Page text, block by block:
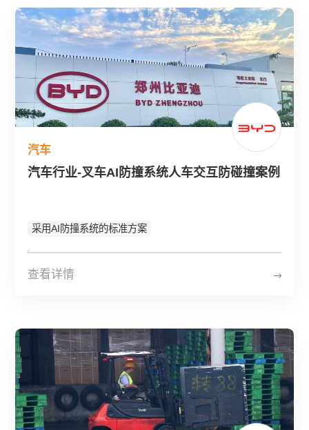
汽车
汽车行业-叉车AI防撞系统人车交互防碰撞案例
采用AI防撞系统的标准方案
查看详情